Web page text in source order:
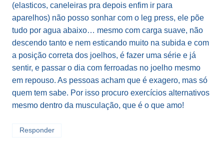
(elasticos, caneleiras pra depois enfim ir para
aparelhos) não posso sonhar com o leg press, ele põe
tudo por agua abaixo… mesmo com carga suave, não
descendo tanto e nem esticando muito na subida e com
a posição correta dos joelhos, é fazer uma série e já
sentir, e passar o dia com ferroadas no joelho mesmo
em repouso. As pessoas acham que é exagero, mas só
quem tem sabe. Por isso procuro exercícios alternativos
mesmo dentro da musculação, que é o que amo!
Responder